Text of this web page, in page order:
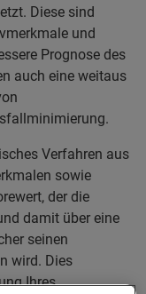
Diese sind
und
Prognose des
auch eine weitaus
Verfahren aus
sowie
der die
damit über eine
seinen
wird. Dies
Ihres